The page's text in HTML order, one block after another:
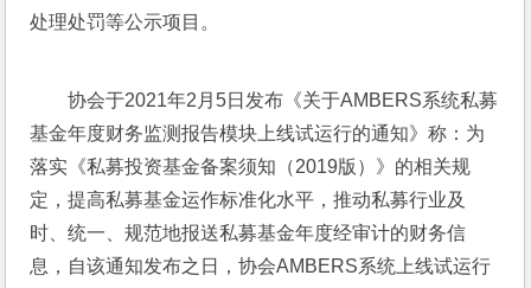
处理处罚等公示项目。
协会于2021年2月5日发布《关于AMBERS系统私募
基金年度财务监测报告模块上线试运行的通知》称：为
落实《私募投资基金备案须知（2019版）》的相关规
定，提高私募基金运作标准化水平，推动私募行业及
时、统一、规范地报送私募基金年度经审计的财务信
息，自该通知发布之日，协会AMBERS系统上线试运行